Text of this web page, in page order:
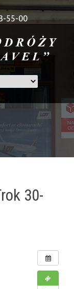
55-00
30-